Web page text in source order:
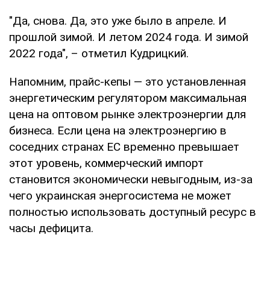
"Да, снова. Да, это уже было в апреле. И
прошлой зимой. И летом 2024 года. И зимой
2022 года", – отметил Кудрицкий.
Напомним, прайс-кепы — это установленная
энергетическим регулятором максимальная
цена на оптовом рынке электроэнергии для
бизнеса. Если цена на электроэнергию в
соседних странах ЕС временно превышает
этот уровень, коммерческий импорт
становится экономически невыгодным, из-за
чего украинская энергосистема не может
полностью использовать доступный ресурс в
часы дефицита.